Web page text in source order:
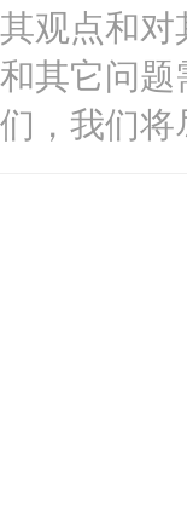
其观点和对
和其它问题
们，我们将